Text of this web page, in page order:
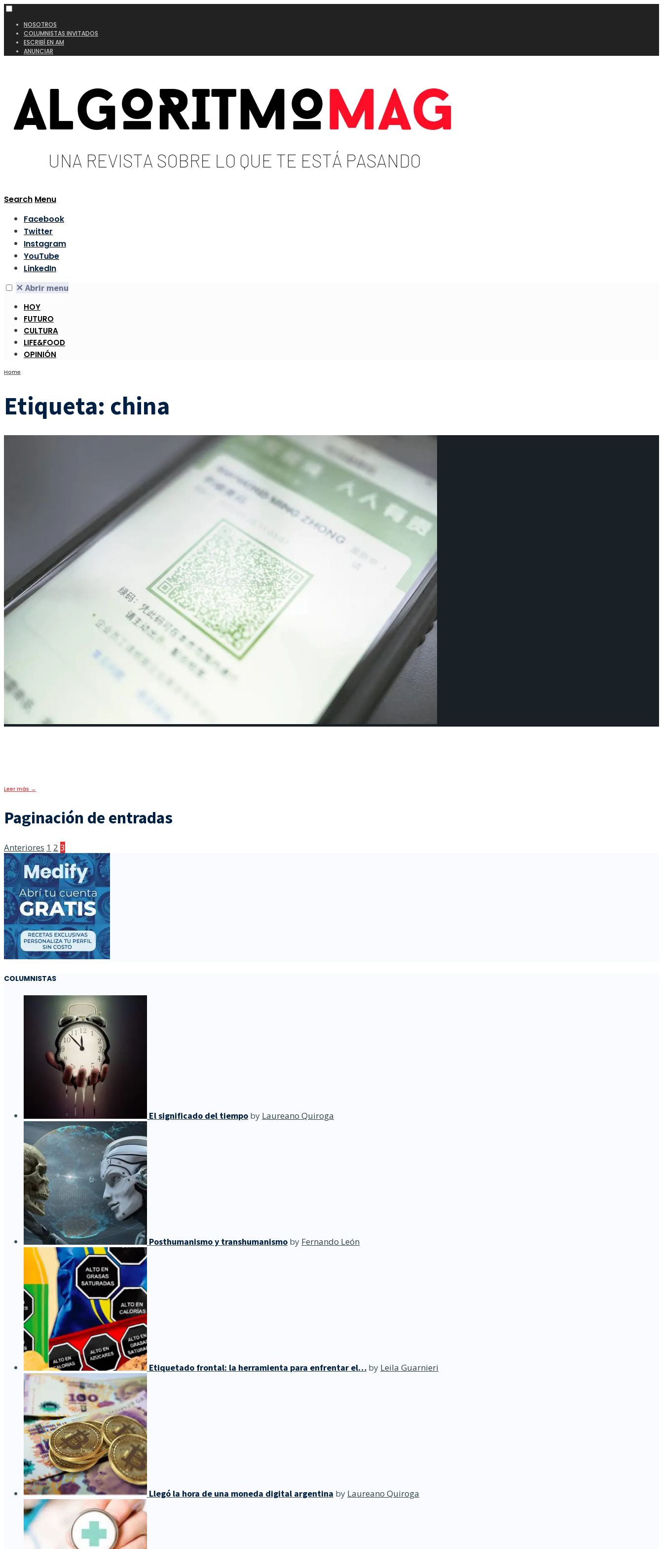
NOSOTROS
COLUMNISTAS INVITADOS
ESCRIBÍ EN AM
ANUNCIAR
Search Menu
Facebook
Twitter
Instagram
YouTube
LinkedIn
✕ Abrir menu
HOY
FUTURO
CULTURA
LIFE&FOOD
OPINIÓN
Home
Etiqueta: china
Leer más →
Paginación de entradas
Anteriores 1 2 3
COLUMNISTAS
El significado del tiempo by Laureano Quiroga
Posthumanismo y transhumanismo by Fernando León
Etiquetado frontal: la herramienta para enfrentar el… by Leila Guarnieri
Llegó la hora de una moneda digital argentina by Laureano Quiroga